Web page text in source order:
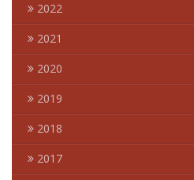
2022
2021
2020
2019
2018
2017